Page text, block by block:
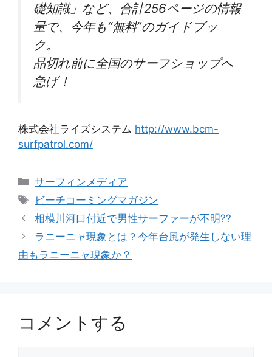
礎知識」など、合計256ページの情報
量で、今年も“無料”のガイドブッ
ク。
品切れ前に全国のサーフショップへ
急げ！
株式会社ライズシステム http://www.bcm-
surfpatrol.com/
カ
テ
リ
ー
サーフィンメディア
タ
グ
ビーチコーミングマガジン
相模川河口付近で男性サーファーが不明??
ラニーニャ現象とは？今年台風が発生しない理
由もラニーニャ現象か？
コメントする